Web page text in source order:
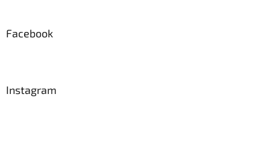
Facebook
Instagram